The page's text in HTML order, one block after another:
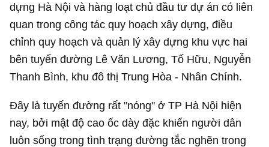
dựng Hà Nội và hàng loạt chủ đầu tư dự án có liên
quan trong công tác quy hoạch xây dựng, điều
chỉnh quy hoạch và quản lý xây dựng khu vực hai
bên tuyến đường Lê Văn Lương, Tố Hữu, Nguyễn
Thanh Bình, khu đô thị Trung Hòa - Nhân Chính.
Đây là tuyến đường rất "nóng" ở TP Hà Nội hiện
nay, bởi mật độ cao ốc dày đặc khiến người dân
luôn sống trong tình trạng đường tắc nghẽn trong